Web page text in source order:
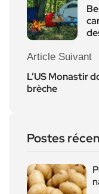
Article Suivant
L’US Monastir
brèche
Postes